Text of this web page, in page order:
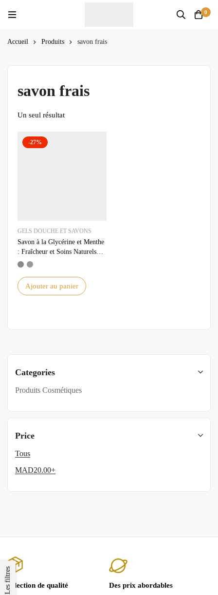
0
Accueil Produits savon frais
Categories
Produits Cosmétiques
Price
Tous
MAD20.00+
Les filtres
savon frais
Un seul résultat
-27%
GELS DOUCHE ET SAVONS
Savon à la Glycérine et Menthe
: Fraîcheur et Soins Naturels
pour la Peau
Ajouter au panier
Sélection de qualité Des prix abordables